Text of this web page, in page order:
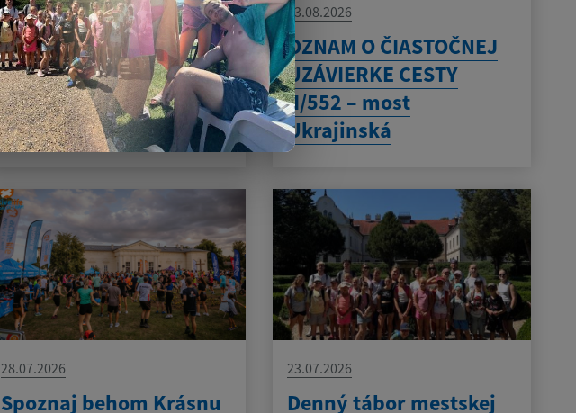
04.08.2026
Vyhlásenie času
zvýšeného
nebezpečenstva a
vzniku požiaru
03.08.2026
OZNAM O ČIASTOČNEJ
UZÁVIERKE CESTY
II/552 – most
Ukrajinská
28.07.2026
Spoznaj behom Krásnu
23.07.2026
Denný tábor mestskej